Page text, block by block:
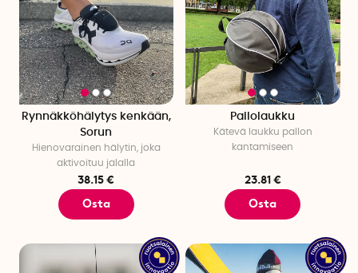
Rynnäkköhälytys kenkään,
Sorun
Hienovarainen hälytin, joka
aktivoituu jalalla
38.15 €
Osta
Pallolaukku
Kätevä laukku pallon
kantamiseen
23.81 €
Osta